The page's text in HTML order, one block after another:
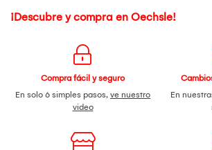
¡Descubre y compra en Oechsle!
Compra fácil y seguro
En solo 6 simples pasos, ve nuestro
video
En